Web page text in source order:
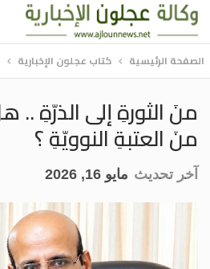
الصفحة الرئيسية كتاب عجلون الإخبارية
منَ الثورةِ إلى الذرّةِ ..
منَ العتبةِ النوويّةِ ؟
آخر تحديث مايو 16, 2026